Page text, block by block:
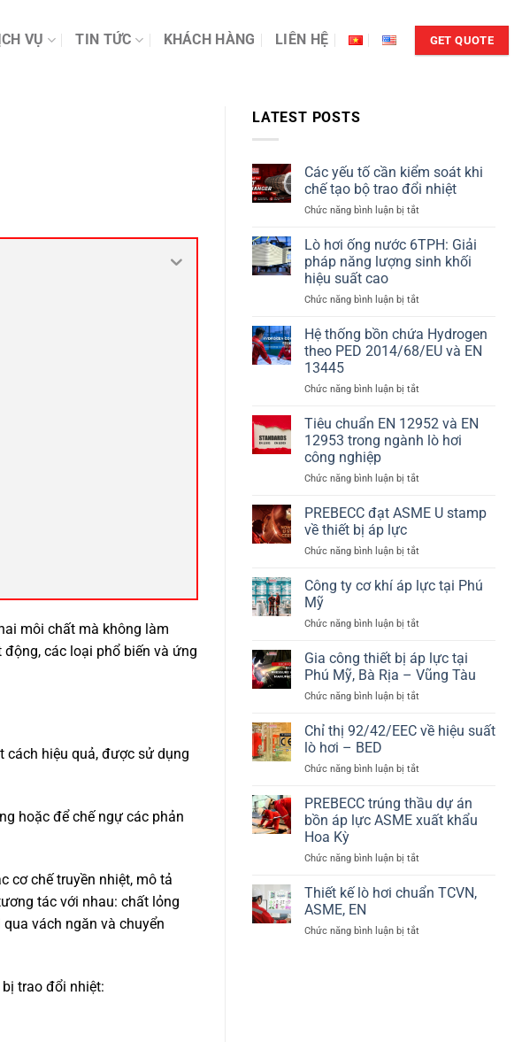
VỤ TIN TỨC KHÁCH HÀNG LIÊN HỆ GET QUOTE
môi chất mà không làm
các loại phổ biến và ứng
hiệu quả, được sử dụng
hoặc để chế ngự các phản
cơ chế truyền nhiệt, mô tả
tác với nhau: chất lỏng
vách ngăn và chuyển
trao đổi nhiệt:
LATEST POSTS
Các yếu tố cần kiểm soát khi
chế tạo bộ trao đổi nhiệt
Chức năng bình luận bị tắtở
yếu
tố
cần
soát
chế
tạo
bộ
đổi
Lò hơi ống nước 6TPH: Giải
pháp năng lượng sinh khối
hiệu suất cao
Chức năng bình luận bị tắtở
hơi
ống
nước
Giải
năng
lượng
sinh
hiệu
cao
Hệ thống bồn chứa Hydrogen
theo PED 2014/68/EU và EN
13445
Chức năng bình luận bị tắtở
thống
bồn
chứa
theo
2014/68/EU
13445
Tiêu chuẩn EN 12952 và EN
12953 trong ngành lò hơi
công nghiệp
Chức năng bình luận bị tắtở
chuẩn
và
12953
lò
công
nghiệp
PREBECC đạt ASME U stamp
về thiết bị áp lực
Chức năng bình luận bị tắtở
đạt
ASME
stamp
thiết
bị
lực
Công ty cơ khí áp lực tại Phú
Mỹ
Chức năng bình luận bị tắtở
cơ
khí
áp
tại
Gia công thiết bị áp lực tại
Phú Mỹ, Bà Rịa – Vũng Tàu
Chức năng bình luận bị tắtở
công
áp
tại
Phú
Rịa
Vũng
Chỉ thị 92/42/EEC về hiệu suất
lò hơi – BED
Chức năng bình luận bị tắtở
thị
92/42/EEC
về
suất
hơi
PREBECC trúng thầu dự án
bồn áp lực ASME xuất khẩu
Hoa Kỳ
Chức năng bình luận bị tắtở
trúng
án
Thiết kế lò hơi chuẩn TCVN,
ASME, EN
Chức năng bình luận bị tắtở